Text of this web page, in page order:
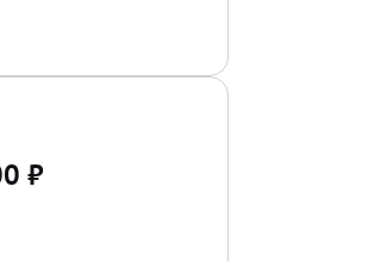
₽